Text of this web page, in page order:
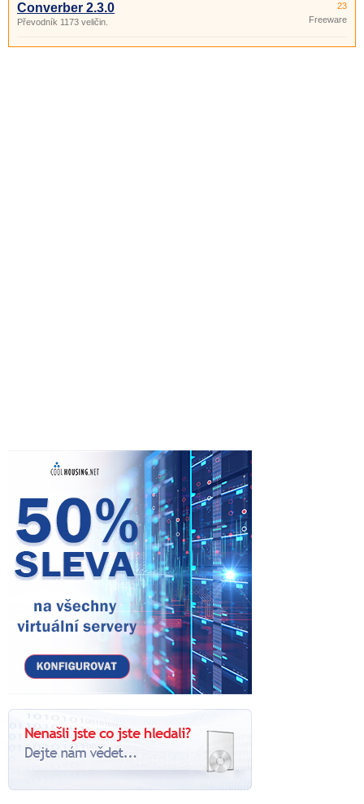
Converber 2.3.0
Převodník 1173 veličin.
23
Freeware